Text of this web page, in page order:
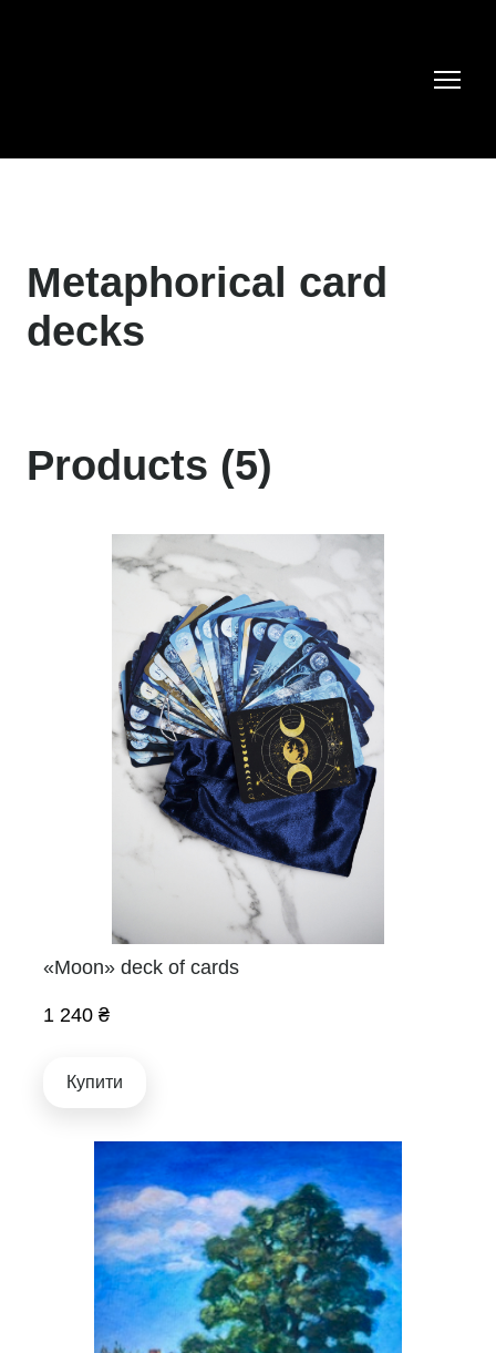
Metaphorical card
decks
Products (5)
«Moon» deck of cards
1 240 ₴
Купити